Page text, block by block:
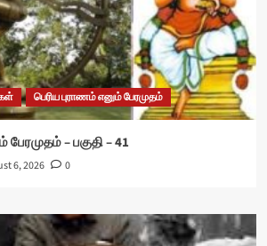
பெரிய புராணம் எனும் பேரமுதம்
– பகுதி – 41
6, 2026 0